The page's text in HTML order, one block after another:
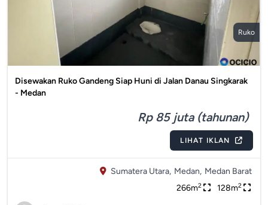
Ruko
Disewakan Ruko Gandeng Siap Huni di Jalan Danau Singkarak
- Medan
Rp 85 juta (tahunan)
LIHAT IKLAN
Sumatera Utara, Medan, Medan Barat
266m2 128m2